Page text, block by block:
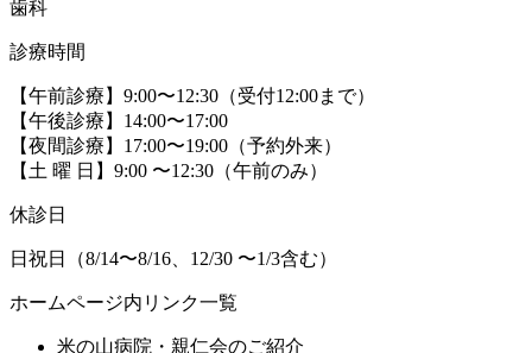
歯科
診療時間
【午前診療】9:00〜12:30（受付12:00まで）
【午後診療】14:00〜17:00
【夜間診療】17:00〜19:00（予約外来）
【土 曜 日】9:00 〜12:30（午前のみ）
休診日
日祝日（8/14〜8/16、12/30 〜1/3含む）
ホームページ内リンク一覧
米の山病院・親仁会のご紹介